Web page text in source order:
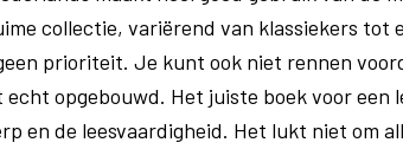
collectie, variërend van klassiekers tot
prioriteit. Je kunt ook niet rennen
opgebouwd. Het juiste boek voor een
en de leesvaardigheid. Het lukt niet om